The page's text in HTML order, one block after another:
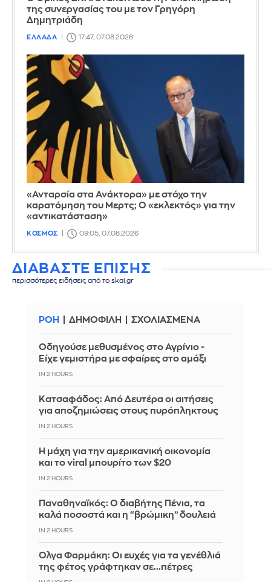
της συνεργασίας του με τον Γρηγόρη
Δημητριάδη
ΕΛΛΑΔΑ 17:47, 07.08.2026
«Ανταρσία στα Ανάκτορα» με στόχο την
καρατόμηση του Μερτς; Ο «εκλεκτός» για την
«αντικατάσταση»
ΚΟΣΜΟΣ 09:05, 07.08.2026
ΔΙΑΒΑΣΤΕ ΕΠΙΣΗΣ
περισσότερες ειδήσεις από το skai.gr
ΡΟΗ ΔΗΜΟΦΙΛΗ ΣΧΟΛΙΑΣΜΕΝΑ
Οδηγούσε μεθυσμένος στο Αγρίνιο -
Είχε γεμιστήρα με σφαίρες στο αμάξι
IN 2 HOURS
Κατσαφάδος: Από Δευτέρα οι αιτήσεις
για αποζημιώσεις στους πυρόπληκτους
IN 2 HOURS
Η μάχη για την αμερικανική οικονομία
και το viral μπουρίτο των $20
IN 2 HOURS
Παναθηναϊκός: Ο διαβήτης Πένια, τα
καλά ποσοστά και η “βρώμικη” δουλειά
IN 2 HOURS
Όλγα Φαρμάκη: Οι ευχές για τα γενέθλιά
της φέτος γράφτηκαν σε...πέτρες